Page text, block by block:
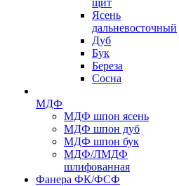
щит
Ясень
дальневосточный
Дуб
Бук
Береза
Сосна
МДФ
МДФ шпон ясень
МДФ шпон дуб
МДФ шпон бук
МДФ/ЛМДФ
шлифованная
Фанера ФК/ФСФ